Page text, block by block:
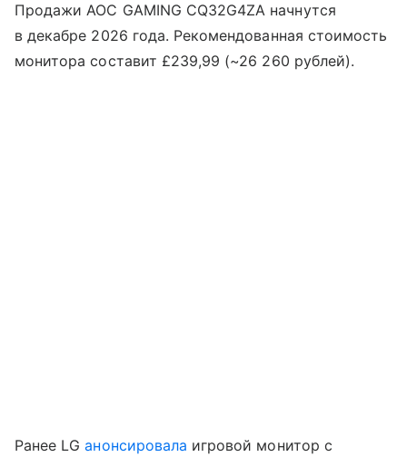
Продажи AOC GAMING CQ32G4ZA начнутся
в декабре 2026 года. Рекомендованная стоимость
монитора составит £239,99 (~26 260 рублей).
Ранее LGанонсировала игровой монитор с